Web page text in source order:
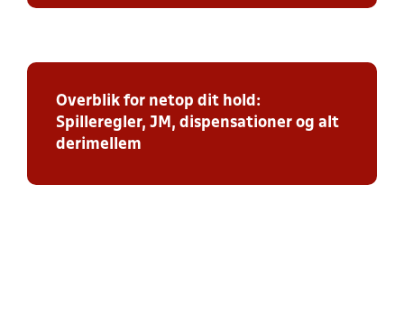
Overblik for netop dit hold:
Spilleregler, JM, dispensationer og alt
derimellem